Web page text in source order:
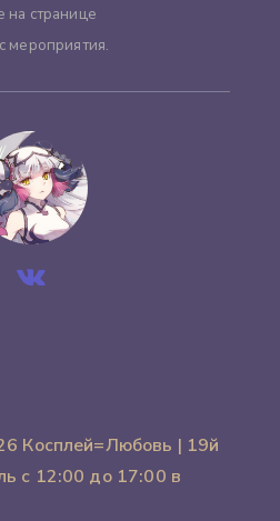
на странице
мероприятия.
Косплей=Любовь | 19й
с 12:00 до 17:00 в